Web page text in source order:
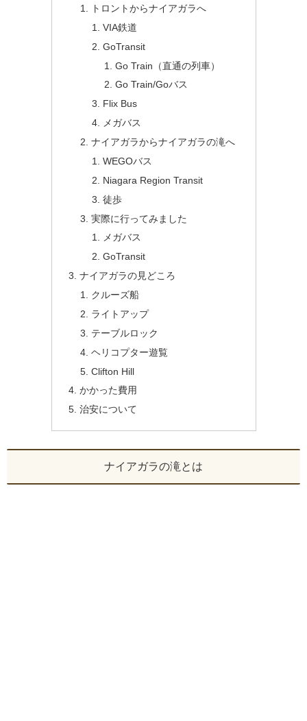
トロントからナイアガラへ
VIA鉄道
GoTransit
Go Train（直通の列車）
Go Train/Goバス
Flix Bus
メガバス
ナイアガラからナイアガラの滝へ
WEGOバス
Niagara Region Transit
徒歩
実際に行ってみました
メガバス
GoTransit
ナイアガラの見どころ
クルーズ船
ライトアップ
テーブルロック
ヘリコプター遊覧
Clifton Hill
かかった費用
治安について
ナイアガラの滝とは